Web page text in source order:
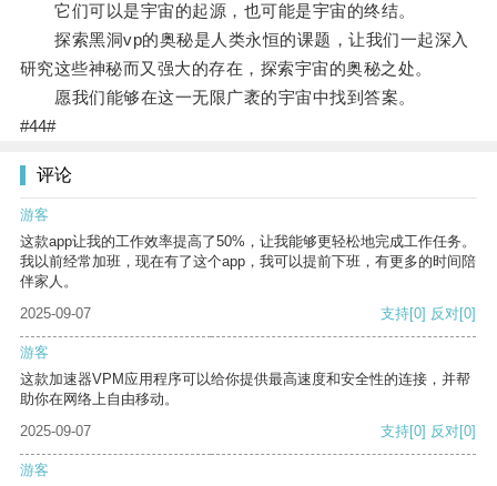
它们可以是宇宙的起源，也可能是宇宙的终结。
探索黑洞vp的奥秘是人类永恒的课题，让我们一起深入
研究这些神秘而又强大的存在，探索宇宙的奥秘之处。
愿我们能够在这一无限广袤的宇宙中找到答案。
#44#
评论
游客
这款app让我的工作效率提高了50%，让我能够更轻松地完成工作任务。
我以前经常加班，现在有了这个app，我可以提前下班，有更多的时间陪
伴家人。
2025-09-07
支持[0] 反对[0]
游客
这款加速器VPM应用程序可以给你提供最高速度和安全性的连接，并帮
助你在网络上自由移动。
2025-09-07
支持[0] 反对[0]
游客